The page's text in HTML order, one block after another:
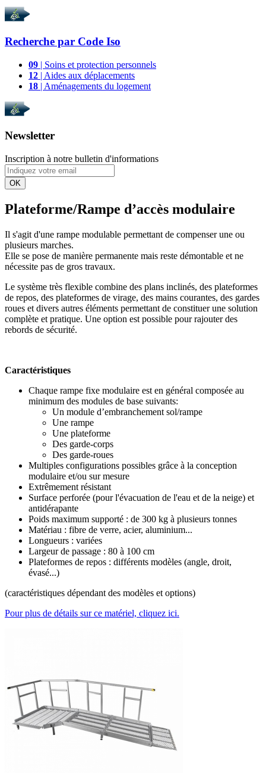
Recherche par Code Iso
09 | Soins et protection personnels
12 | Aides aux déplacements
18 | Aménagements du logement
Newsletter
Inscription à notre bulletin d'informations
OK
Plateforme/Rampe d’accès modulaire
Il s'agit d'une rampe modulable permettant de compenser une ou
plusieurs marches.
Elle se pose de manière permanente mais reste démontable et ne
nécessite pas de gros travaux.
Le système très flexible combine des plans inclinés, des plateformes
de repos, des plateformes de virage, des mains courantes, des gardes
roues et divers autres éléments permettant de constituer une solution
complète et pratique. Une option est possible pour rajouter des
rebords de sécurité.
Caractéristiques
Chaque rampe fixe modulaire est en général composée au
minimum des modules de base suivants:
Un module d’embranchement sol/rampe
Une rampe
Une plateforme
Des garde-corps
Des garde-roues
Multiples configurations possibles grâce à la conception
modulaire et/ou sur mesure
Extrêmement résistant
Surface perforée (pour l'évacuation de l'eau et de la neige) et
antidérapante
Poids maximum supporté : de 300 kg à plusieurs tonnes
Matériau : fibre de verre, acier, aluminium...
Longueurs : variées
Largeur de passage : 80 à 100 cm
Plateformes de repos : différents modèles (angle, droit,
évasé...)
(caractéristiques dépendant des modèles et options)
Pour plus de détails sur ce matériel, cliquez ici.